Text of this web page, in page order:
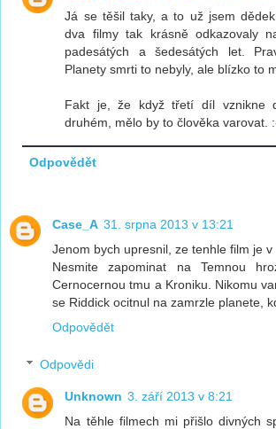
Já se těšil taky, a to už jsem
dva filmy tak krásně odkazovaly
padesátých a šedesátých let.
Planety smrti to nebyly, ale blízko to
Fakt je, že když třetí díl vznikne
druhém, mělo by to člověka varovat.
Odpovědět
Case_A 31. srpna 2013 v 13:21
Jenom bych upresnil, ze tenhle film je v
Nesmite zapominat na Temnou
Cernocernou tmu a Kroniku. Nikomu
se Riddick ocitnul na zamrzle planete,
Odpovědět
Odpovědi
Unknown 3. září 2013 v 8:21
Na těhle filmech mi přišlo divných